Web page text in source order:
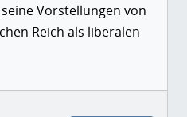
Vorstellungen von
Reich als liberalen